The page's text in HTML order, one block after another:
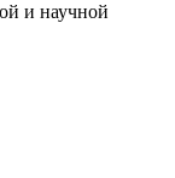
и научной